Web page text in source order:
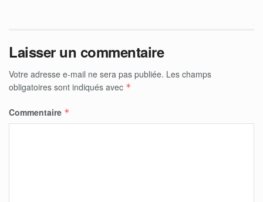
Laisser un commentaire
Votre adresse e-mail ne sera pas publiée. Les champs
obligatoires sont indiqués avec *
Commentaire *